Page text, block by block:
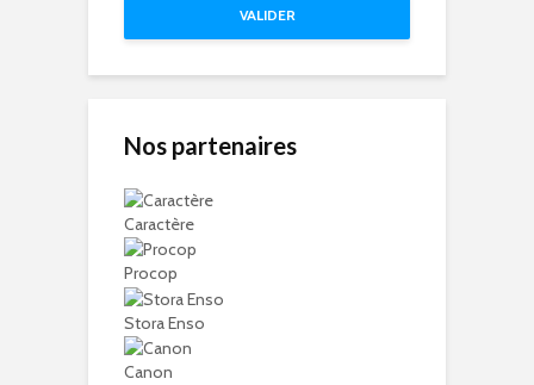
VALIDER
Nos partenaires
Caractère
Procop
Stora Enso
Canon